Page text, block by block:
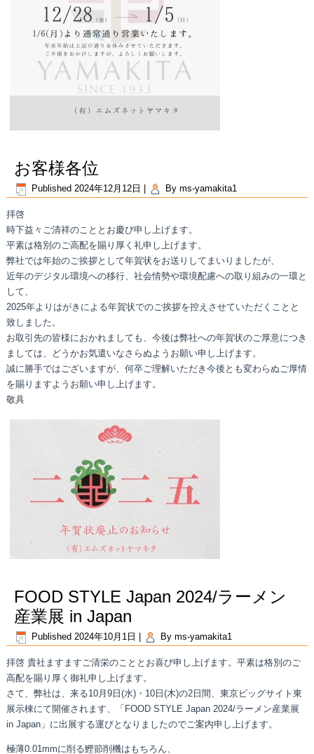
お客様各位
Published 2024年12月12日 By ms-yamakita1
拝啓
時下益々ご清祥のこととお慶び申し上げます。
平素は格別のご高配を賜り厚く礼申し上げます。
弊社では年始のご挨拶として年賀状をお送りしてまいりましたが、
近年のデジタル環境への移行、社会情勢や環境配慮への取り組みの一環と
して、
2025年よりはがきによる年賀状でのご挨拶を控えさせていただくことと
致しました。
お取引先の皆様におかれましても、今後は弊社への年賀状のご厚意につき
ましては、どうかお気遣いなさらぬようお願い申し上げます。
誠に勝手ではございますが、何卒ご理解いただき今後とも変わらぬご厚情
を賜りますようお願い申し上げます。
敬具
FOOD STYLE Japan 2024/ラーメン
産業展 in Japan
Published 2024年10月1日 By ms-yamakita1
拝啓 貴社ますますご清栄のこととお喜び申し上げます。平素は格別のご
高配を賜り厚く御礼申し上げます。
さて、弊社は、来る10月9日(水)・10日(木)の2日間、東京ビッグサイト東
展示棟にて開催されます、「FOOD STYLE Japan 2024/ラーメン産業展
in Japan」に出展する運びとなりましたのでご案内申し上げます。
極薄0.01mmに削る鰹節削機はもちろん、